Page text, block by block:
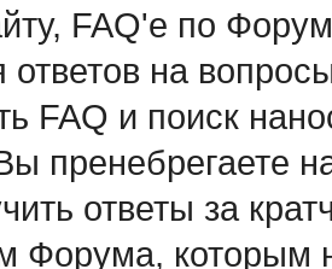
FAQ'e по
ответов на
FAQ и поиск
пренебрегаете
ответы за
Форума, которым